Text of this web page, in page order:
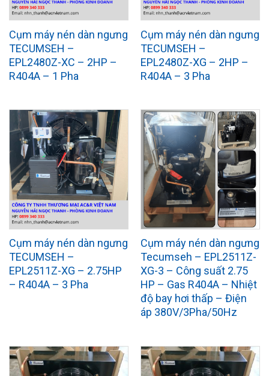
Cụm máy nén dàn ngưng
TECUMSEH –
EPL2480Z-XC – 2HP –
R404A – 1 Pha
Cụm máy nén dàn ngưng
TECUMSEH –
EPL2480Z-XG – 2HP –
R404A – 3 Pha
Cụm máy nén dàn ngưng
TECUMSEH –
EPL2511Z-XG – 2.75HP
– R404A – 3 Pha
Cụm máy nén dàn ngưng
Tecumseh – EPL2511Z-
XG-3 – Công suất 2.75
HP – Gas R404A – Nhiệt
độ bay hơi thấp – Điện
áp 380V/3Pha/50Hz